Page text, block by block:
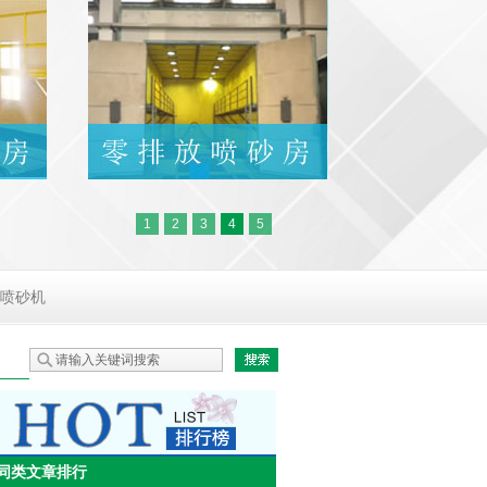
1 2 3 4 5
砂机
类文章排行